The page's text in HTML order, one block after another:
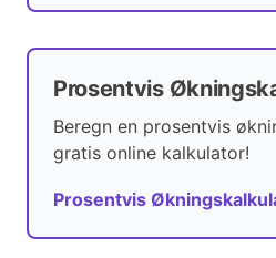
Prosentvis
Beregn en prosentvis
gratis online kalkulator!
Prosentvis